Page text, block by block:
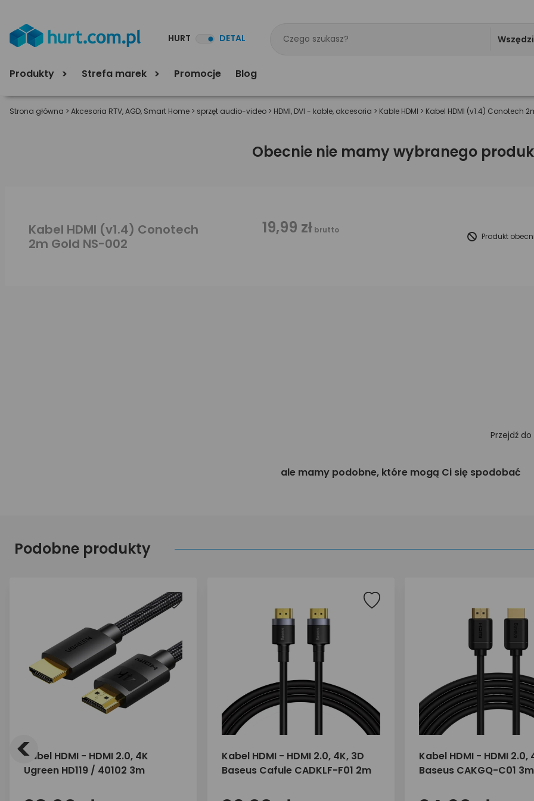
HURT DETAL
Produkty Strefa marek Promocje Blog
Strona główna > Akcesoria RTV, AGD, Smart Home > sprzęt audio-video > HDMI, DVI - kable, akcesoria > Kable HDMI > Kabel HDMI (v1.4) Conotech
Obecnie nie mamy wybranego
Kabel HDMI (v1.4) Conotech
2m Gold NS-002
19,99 zł brutto
Produkt
Przejdź do
ale mamy podobne, które mogą Ci się spodobać
Podobne produkty
Kabel HDMI - HDMI 2.0, 4K
Ugreen HD119 / 40102 3m
Kabel HDMI - HDMI 2.0, 4K, 3D
Baseus Cafule CADKLF-F01 2m
Kabel HDMI - HDMI 2.0,
Baseus CAKGQ-C01 3m
<